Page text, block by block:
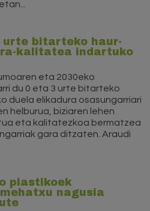
urte bitarteko haur-
kalitatea indartuko
eta 2030eko
du 0 eta 3 urte bitarteko
duela elikadura osasungarriari
helburua, biziaren lehen
eta kalitatezkoa bermatzea
gara ditzaten. Araudi
plastikoek
nagusia